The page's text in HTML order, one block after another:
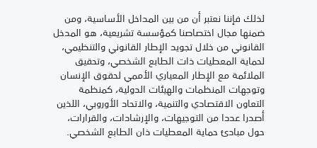
لذلك فإننا نعتبر أن من بين المداخل الأساسية، ومن
ضمنها مجال اختصاصنا كمؤسسة تشريعية، هو المدخل
القانوني من خلال تجويد الإطار القانوني والتنظيمي،
لحماية المعطيات ذات الطابع الشخصي، وتحقيق
الملائمة مع الإطار المعياري الأممي لحقوق الإنسان
وتوجهات المنظمات والهيئات الدولية، كمنظمة
التعاون الاقتصادي والتنمية، والاتحاد الأوروبي، اللذين
أصدرا عددا من التوجيهات، والإرشادات، والقرارات،
حول مبادئ حماية المعطيات ذان الطابع الشخصي.